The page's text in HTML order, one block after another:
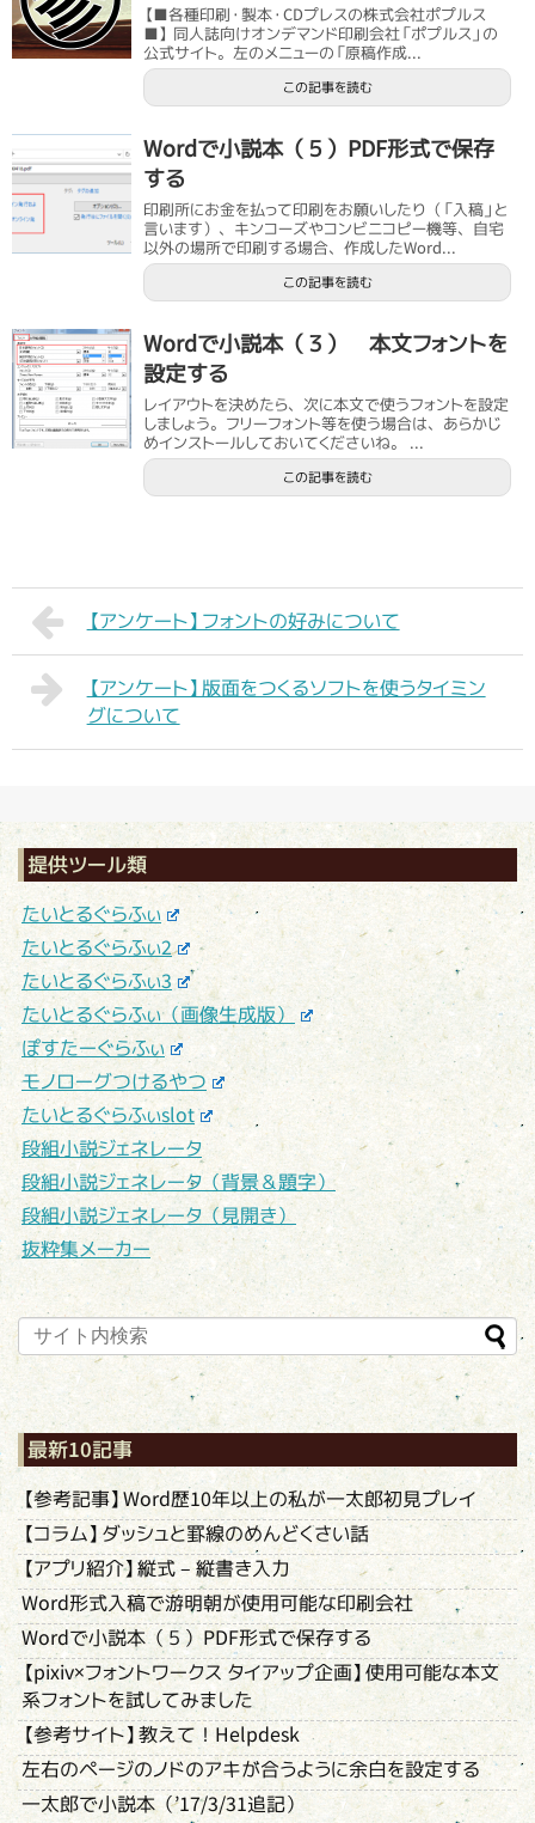
【■各種印刷・製本・CDプレスの株式会社ポプルス
■】 同人誌向けオンデマンド印刷会社「ポプルス」の
公式サイト。左のメニューの「原稿作成...
この記事を読む
Wordで小説本（５）PDF形式で保存
する
印刷所にお金を払って印刷をお願いしたり（「入稿」と
言います）、キンコーズやコンビニコピー機等、自宅
以外の場所で印刷する場合、作成したWord...
この記事を読む
Wordで小説本（３） 本文フォントを
設定する
レイアウトを決めたら、次に本文で使うフォントを設定
しましょう。フリーフォント等を使う場合は、あらかじ
めインストールしておいてくださいね。 ...
この記事を読む
【アンケート】フォントの好みについて
【アンケート】版面をつくるソフトを使うタイミン
グについて
提供ツール類
たいとるぐらふぃ
たいとるぐらふぃ2
たいとるぐらふぃ3
たいとるぐらふぃ（画像生成版）
ぽすたーぐらふぃ
モノローグつけるやつ
たいとるぐらふぃslot
段組小説ジェネレータ
段組小説ジェネレータ（背景＆題字）
段組小説ジェネレータ（見開き）
抜粋集メーカー
最新10記事
【参考記事】Word歴10年以上の私が一太郎初見プレイ
【コラム】ダッシュと罫線のめんどくさい話
【アプリ紹介】縦式 – 縦書き入力
Word形式入稿で游明朝が使用可能な印刷会社
Wordで小説本（５）PDF形式で保存する
【pixiv×フォントワークス タイアップ企画】使用可能な本文
系フォントを試してみました
【参考サイト】教えて！Helpdesk
左右のページのノドのアキが合うように余白を設定する
一太郎で小説本（’17/3/31追記）